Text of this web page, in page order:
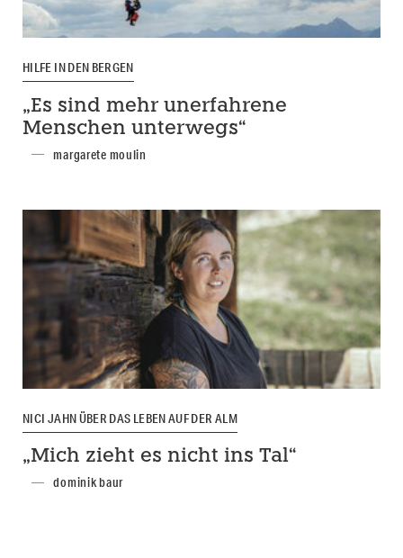
HILFE IN DEN BERGEN
„Es sind mehr unerfahrene
Menschen unterwegs“
margarete moulin
NICI JAHN ÜBER DAS LEBEN AUF DER ALM
„Mich zieht es nicht ins Tal“
dominik baur